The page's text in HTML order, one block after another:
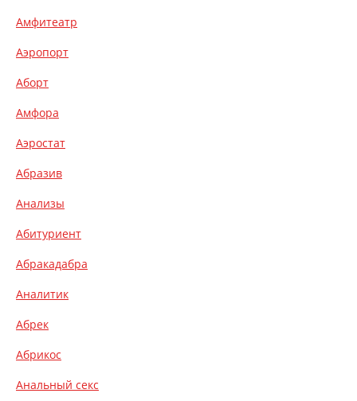
Амфитеатр
Аэропорт
Аборт
Амфора
Аэростат
Абразив
Анализы
Абитуриент
Абракадабра
Аналитик
Абрек
Абрикос
Анальный секс